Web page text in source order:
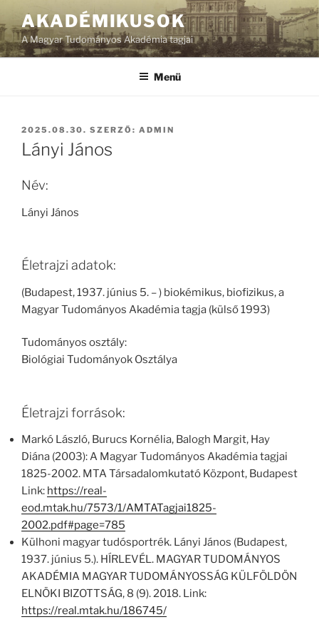
AKADÉMIKUSOK
A Magyar Tudományos Akadémia tagjai
Menü
BEKÜLDVE:
2025.08.30. SZERZŐ: ADMIN
Lányi János
Név:
Lányi János
Életrajzi adatok:
(Budapest, 1937. június 5. – ) biokémikus, biofizikus, a
Magyar Tudományos Akadémia tagja (külső 1993)
Tudományos osztály:
Biológiai Tudományok Osztálya
Életrajzi források:
Markó László, Burucs Kornélia, Balogh Margit, Hay
Diána (2003): A Magyar Tudományos Akadémia tagjai
1825-2002. MTA Társadalomkutató Központ, Budapest
Link: https://real-
eod.mtak.hu/7573/1/AMTATagjai1825-
2002.pdf#page=785
Külhoni magyar tudósportrék. Lányi János (Budapest,
1937. június 5.). HÍRLEVÉL. MAGYAR TUDOMÁNYOS
AKADÉMIA MAGYAR TUDOMÁNYOSSÁG KÜLFÖLDÖN
ELNÖKI BIZOTTSÁG, 8 (9). 2018. Link:
https://real.mtak.hu/186745/